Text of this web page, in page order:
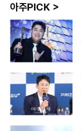
아주PICK >